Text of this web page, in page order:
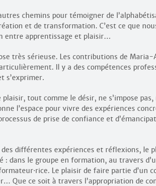
chemins pour témoigner de
et de transformation. C’est ce que
entre apprentissage et plaisir…
très sérieuse. Les contributions de Maria-
Il y a des compétences
s’exprimer.
tout comme le désir, ne s’impose
l’espace pour vivre des expériences
de prise de confiance et
différentes expériences et réflexions, le
dans le groupe en formation, au travers
·rice. Le plaisir de faire partie d’un
Que ce soit à travers l’appropriation de